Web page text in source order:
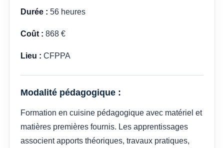
Durée : 56 heures
Coût : 868 €
Lieu : CFPPA
Modalité pédagogique :
Formation en cuisine pédagogique avec matériel et
matières premières fournis. Les apprentissages
associent apports théoriques, travaux pratiques,